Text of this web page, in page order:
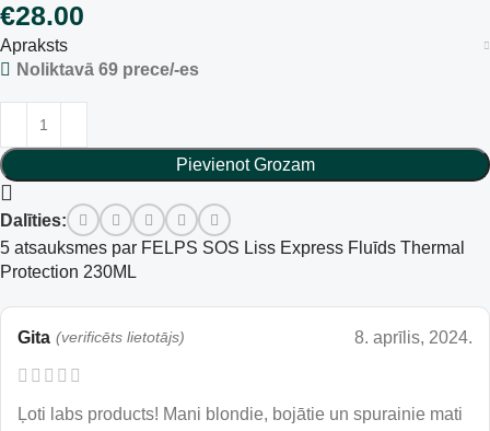
€28.00
Apraksts
Noliktavā 69 prece/-es
Pievienot Grozam
Dalīties:
5 atsauksmes par FELPS SOS Liss Express Fluīds Thermal
Protection 230ML
Gita (verificēts lietotājs) 8. aprīlis, 2024.
Ļoti labs products! Mani blondie, bojātie un spurainie mati